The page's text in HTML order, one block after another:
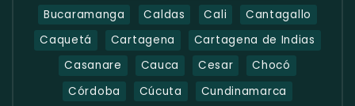
Bucaramanga
Caldas Cali
Cantagallo
Caquetá
Cartagena
Cartagena de Indias
Casanare
Cauca Cesar
Chocó
Córdoba
Cúcuta Cundinamarca